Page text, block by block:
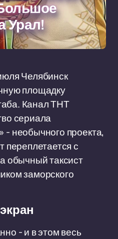
Урал!
Челябинск
площадку
Канал ТНТ
сериала
необычного проекта,
переплетается с
обычный таксист
заморского
- и в этом весь